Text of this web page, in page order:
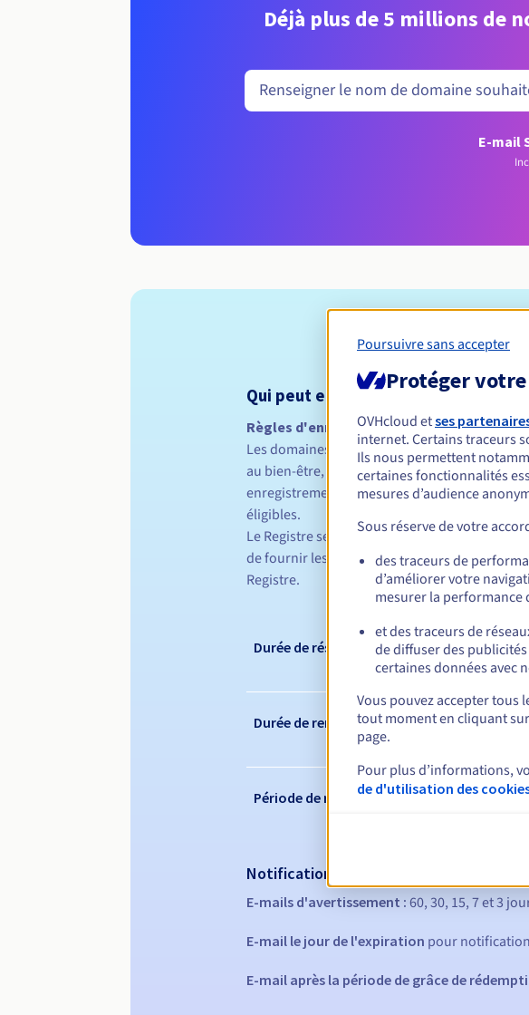
Déjà plus de 5 millions de
E-mail
Qui peut enregistrer un .spa ?
Règles d'enregistrement
Les domaines .SPA sont destinés au secteur
au bien-être, telles que la Ville de Spa en
enregistrements de "Società Per Azioni" (i.e.
éligibles.
Le Registre se réserve le droit de demander
de fournir les documents requis dans le
Registre.
Durée de réservation
Durée de renouvellement
Période de rédemption
Notifications automatiques :
E-mails d'avertissement : 60, 30, 15, 7 et 3
E-mail le jour de l'expiration pour
E-mail après la période de grâce de
Poursuivre sans accepter
Protéger
OVHcloud etses
internet. Certains traceurs
Ils nous permettent
certaines fonctionnalités
mesures d’audience
Sous réserve de votre
des traceurs de
d’améliorer votre
mesurer la performance
et des traceurs de
de diffuser des
certaines données avec
Vous pouvez accepter tous
tout moment en cliquant
page.
Pour plus d’informations,
de d'utilisation des